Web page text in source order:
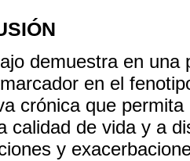
demuestra en una
en el
crónica que
calidad de vida y a
y